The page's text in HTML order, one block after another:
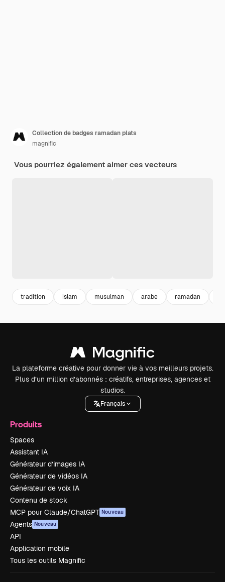
Collection de badges ramadan plats
magnific
Vous pourriez également aimer ces vecteurs
tradition islam musulman arabe ramadan
La plateforme créative pour donner vie à vos meilleurs projets.
Plus d’un million d’abonnés : créatifs, entreprises, agences et
studios.
Français
Produits
Spaces
Assistant IA
Générateur d’images IA
Générateur de vidéos IA
Générateur de voix IA
Contenu de stock
MCP pour Claude/ChatGPT Nouveau
Agents Nouveau
API
Application mobile
Tous les outils Magnific